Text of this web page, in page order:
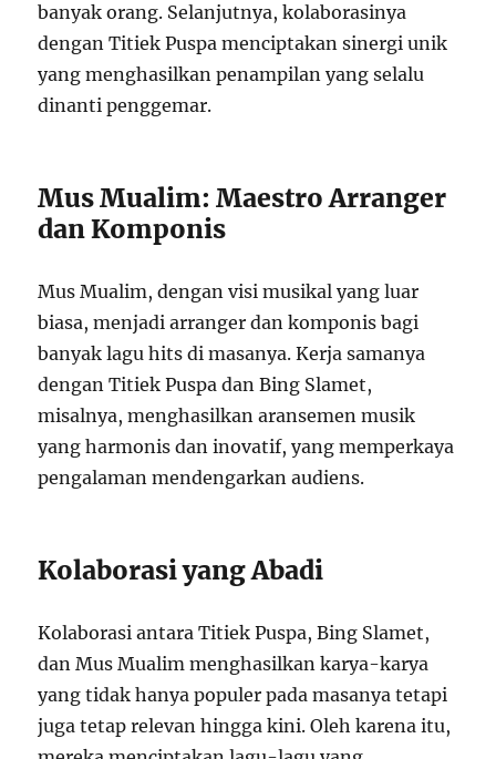
banyak orang. Selanjutnya, kolaborasinya
dengan Titiek Puspa menciptakan sinergi unik
yang menghasilkan penampilan yang selalu
dinanti penggemar.
Mus Mualim: Maestro Arranger
dan Komponis
Mus Mualim, dengan visi musikal yang luar
biasa, menjadi arranger dan komponis bagi
banyak lagu hits di masanya. Kerja samanya
dengan Titiek Puspa dan Bing Slamet,
misalnya, menghasilkan aransemen musik
yang harmonis dan inovatif, yang memperkaya
pengalaman mendengarkan audiens.
Kolaborasi yang Abadi
Kolaborasi antara Titiek Puspa, Bing Slamet,
dan Mus Mualim menghasilkan karya-karya
yang tidak hanya populer pada masanya tetapi
juga tetap relevan hingga kini. Oleh karena itu,